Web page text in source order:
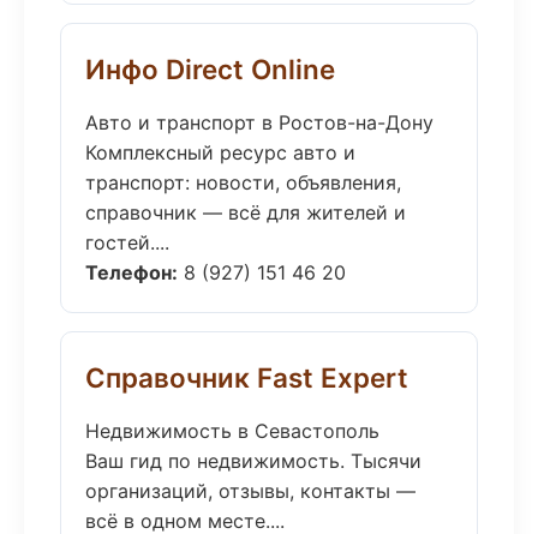
Инфо Direct Online
Авто и транспорт в Ростов-на-Дону
Комплексный ресурс авто и
транспорт: новости, объявления,
справочник — всё для жителей и
гостей....
Телефон: 8 (927) 151 46 20
Справочник Fast Expert
Недвижимость в Севастополь
Ваш гид по недвижимость. Тысячи
организаций, отзывы, контакты —
всё в одном месте....